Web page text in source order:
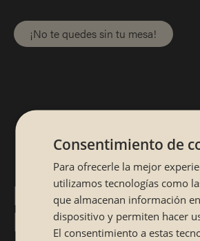
RESTAURANTE
EN CÓRDOBA
¡No te quedes sin tu mesa!
Consentimiento de
Para ofrecerle la mejor
utilizamos tecnologías como
que almacenan información
dispositivo y permiten hacer
El consentimiento a estas